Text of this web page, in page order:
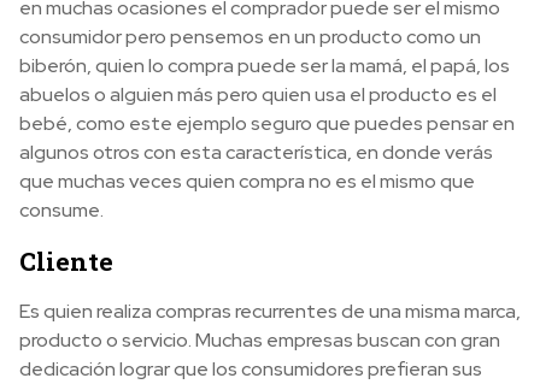
en muchas ocasiones el comprador puede ser el mismo
consumidor pero pensemos en un producto como un
biberón, quien lo compra puede ser la mamá, el papá, los
abuelos o alguien más pero quien usa el producto es el
bebé, como este ejemplo seguro que puedes pensar en
algunos otros con esta característica, en donde verás
que muchas veces quien compra no es el mismo que
consume.
Cliente
Es quien realiza compras recurrentes de una misma marca,
producto o servicio. Muchas empresas buscan con gran
dedicación lograr que los consumidores prefieran sus